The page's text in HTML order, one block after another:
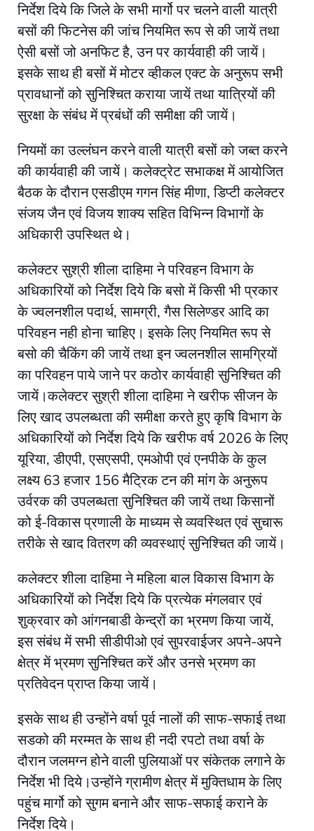
निर्देश दिये कि जिले के सभी मार्गो पर चलने वाली यात्री
बसों की फिटनेस की जांच नियमित रूप से की जायें तथा
ऐसी बसों जो अनफिट है, उन पर कार्यवाही की जायें।
इसके साथ ही बसों में मोटर व्हीकल एक्ट के अनुरूप सभी
प्रावधानों को सुनिश्चित कराया जायें तथा यात्रियों की
सुरक्षा के संबंध में प्रबंधों की समीक्षा की जायें।
नियमों का उल्लंघन करने वाली यात्री बसों को जब्त करने
की कार्यवाही की जायें। कलेक्ट्रेट सभाकक्ष में आयोजित
बैठक के दौरान एसडीएम गगन सिंह मीणा, डिप्टी कलेक्टर
संजय जैन एवं विजय शाक्य सहित विभिन्न विभागों के
अधिकारी उपस्थित थे।
कलेक्टर सुश्री शीला दाहिमा ने परिवहन विभाग के
अधिकारियों को निर्देश दिये कि बसो में किसी भी प्रकार
के ज्वलनशील पदार्थ, सामग्री, गैस सिलेण्डर आदि का
परिवहन नही होना चाहिए। इसके लिए नियमित रूप से
बसो की चैकिंग की जायें तथा इन ज्वलनशील सामग्रियों
का परिवहन पाये जाने पर कठोर कार्यवाही सुनिश्चित की
जायें।कलेक्टर सुश्री शीला दाहिमा ने खरीफ सीजन के
लिए खाद उपलब्धता की समीक्षा करते हुए कृषि विभाग के
अधिकारियों को निर्देश दिये कि खरीफ वर्ष 2026 के लिए
यूरिया, डीएपी, एसएसपी, एमओपी एवं एनपीके के कुल
लक्ष्य 63 हजार 156 मैट्रिक टन की मांग के अनुरूप
उर्वरक की उपलब्धता सुनिश्चित की जायें तथा किसानों
को ई-विकास प्रणाली के माध्यम से व्यवस्थित एवं सुचारू
तरीके से खाद वितरण की व्यवस्थाएं सुनिश्चित की जायें।
कलेक्टर शीला दाहिमा ने महिला बाल विकास विभाग के
अधिकारियों को निर्देश दिये कि प्रत्येक मंगलवार एवं
शुक्रवार को आंगनबाडी केन्द्रों का भ्रमण किया जायें,
इस संबंध में सभी सीडीपीओ एवं सुपरवाईजर अपने-अपने
क्षेत्र में भ्रमण सुनिश्चित करें और उनसे भ्रमण का
प्रतिवेदन प्राप्त किया जायें।
इसके साथ ही उन्होंने वर्षा पूर्व नालों की साफ-सफाई तथा
सडको की मरम्मत के साथ ही नदी रपटो तथा वर्षा के
दौरान जलमग्न होने वाली पुलियाओं पर संकेतक लगाने के
निर्देश भी दिये।उन्होंने ग्रामीण क्षेत्र में मुक्तिधाम के लिए
पहुंच मार्गो को सुगम बनाने और साफ-सफाई कराने के
निर्देश दिये।